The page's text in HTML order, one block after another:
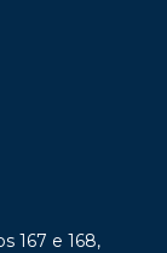
167 e 168,